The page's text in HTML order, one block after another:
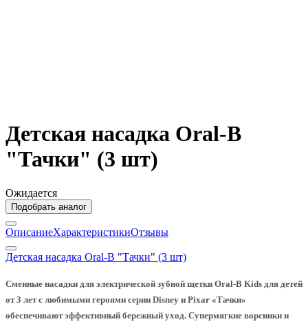
Детская насадка Oral-B
"Тачки" (3 шт)
Ожидается
Подобрать аналог
ОписаниеХарактеристикиОтзывы
Детская насадка Oral-B "Тачки" (3 шт)
Сменные насадки для электрической зубной щетки Oral-B Kids для детей
от 3 лет с любимыми героями серии Disney и Pixar «Тачки»
обеспечивают эффективный бережный уход. Супермягкие ворсинки и